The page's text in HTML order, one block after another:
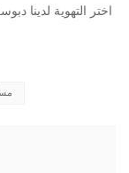
اختر التهوية لدينا دبوس